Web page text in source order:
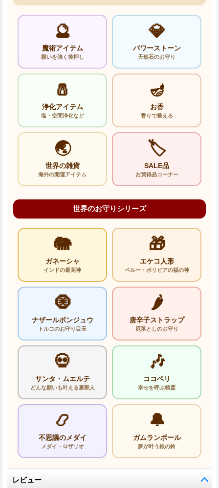
🔮
魔術アイテム
願いを強く後押し
💎
パワーストーン
天然石のお守り
🧂
浄化アイテム
塩・空間浄化など
🪔
お香
香りで整える
🌏
世界の雑貨
海外の開運アイテム
🏷️
SALE品
お買得品コーナー
世界のお守りシリーズ
🐘
ガネーシャ
インドの最高神
🎁
エケコ人形
ペルー・ボリビアの福の神
🧿
ナザールボンジュウ
トルコのお守り目玉
🌶️
唐辛子ストラップ
厄落としのお守り
💀
サンタ・ムエルテ
どんな願いも叶える裏聖人
🎶
ココペリ
幸せを呼ぶ精霊
📿
不思議のメダイ
メダイ・ロザリオ
🔔
ガムランボール
夢が叶う銀の鈴
レビュー